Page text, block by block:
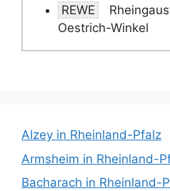
REWE
Oestrich-Winkel
Alzey in Rheinland-Pfalz
Armsheim in Rheinland-
Bacharach in Rheinland-